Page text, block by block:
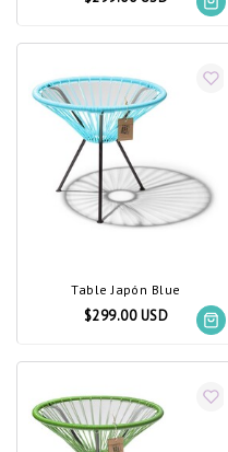
Table Japón Blue
$299.00 USD